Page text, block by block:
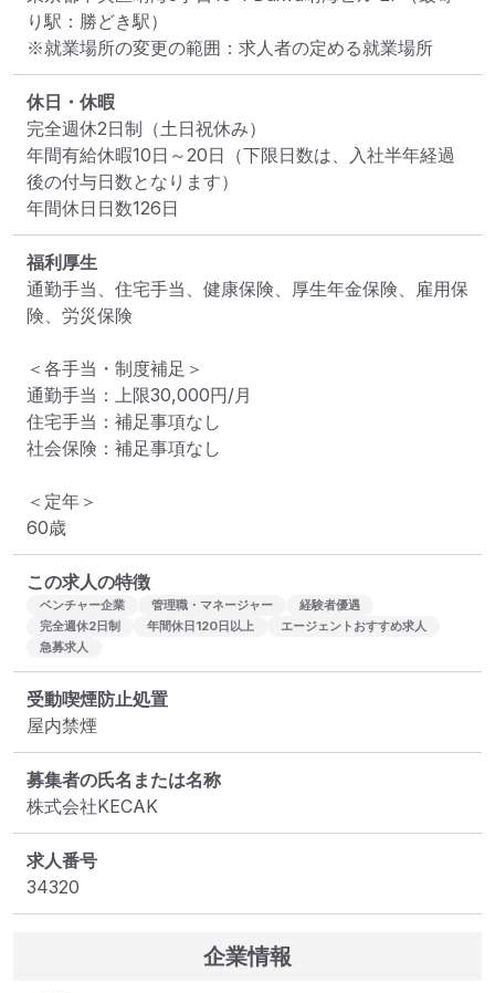
り駅：勝どき駅）
※就業場所の変更の範囲：求人者の定める就業場所
休日・休暇
完全週休2日制（土日祝休み）
年間有給休暇10日～20日（下限日数は、入社半年経過
後の付与日数となります）
年間休日日数126日
福利厚生
通勤手当、住宅手当、健康保険、厚生年金保険、雇用保
険、労災保険
＜各手当・制度補足＞
通勤手当：上限30,000円/月
住宅手当：補足事項なし
社会保険：補足事項なし
＜定年＞
60歳
この求人の特徴
ベンチャー企業 管理職・マネージャー
経験者優遇
完全週休2日制
年間休日120日以上
エージェントおすすめ求人
急募求人
受動喫煙防止処置
屋内禁煙
募集者の氏名または名称
株式会社KECAK
求人番号
34320
企業情報